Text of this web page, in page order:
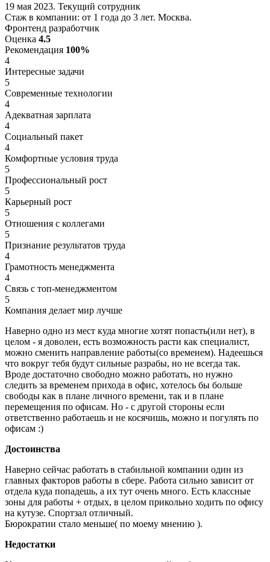
19 мая 2023. Текущий сотрудник
Стаж в компании: от 1 года до 3 лет. Москва.
Фронтенд разработчик
Оценка 4.5
Рекомендация 100%
4
Интересные задачи
5
Современные технологии
4
Адекватная зарплата
4
Социальный пакет
4
Комфортные условия труда
5
Профессиональный рост
5
Карьерный рост
5
Отношения с коллегами
5
Признание результатов труда
4
Грамотность менеджмента
4
Связь с топ-менеджментом
5
Компания делает мир лучше
Наверно одно из мест куда многие хотят попасть(или нет), в
целом - я доволен, есть возможность расти как специалист,
можно сменить направление работы(со временем). Надеешься
что вокруг тебя будут сильные разрабы, но не всегда так.
Вроде достаточно свободно можно работать, но нужно
следить за временем прихода в офис, хотелось бы больше
свободы как в плане личного времени, так и в плане
перемещения по офисам. Но - с другой стороны если
ответственно работаешь и не косячишь, можно и погулять по
офисам :)
Достоинства
Наверно сейчас работать в стабильной компании один из
главных факторов работы в сбере. Работа сильно зависит от
отдела куда попадешь, а их тут очень много. Есть классные
зоны для работы + отдых, в целом прикольно ходить по офису
на кутузе. Спортзал отличный.
Бюрократии стало меньше( по моему мнению ).
Недостатки